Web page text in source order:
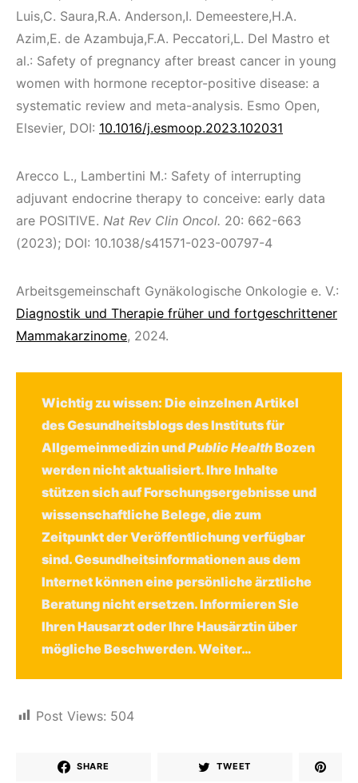
Luis,C. Saura,R.A. Anderson,I. Demeestere,H.A.
Azim,E. de Azambuja,F.A. Peccatori,L. Del Mastro et
al.: Safety of pregnancy after breast cancer in young
women with hormone receptor-positive disease: a
systematic review and meta-analysis. Esmo Open,
Elsevier, DOI: 10.1016/j.esmoop.2023.102031
Arecco L., Lambertini M.: Safety of interrupting
adjuvant endocrine therapy to conceive: early data
are POSITIVE. Nat Rev Clin Oncol. 20: 662-663
(2023); DOI: 10.1038/s41571-023-00797-4
Arbeitsgemeinschaft Gynäkologische Onkologie e. V.:
Diagnostik und Therapie früher und fortgeschrittener
Mammakarzinome, 2024.
Wichtig zu wissen: Die einzelnen Artikel
des Gesundheitsblogs des Instituts für
Allgemeinmedizin undPublic HealthBozen
werden nicht aktualisiert. Ihre Inhalte
stützen sich auf Forschungsergebnisse und
wissenschaftliche Belege, die zum
Zeitpunkt der Veröffentlichung verfügbar
sind. Gesundheitsinformationen aus dem
Internet können eine persönliche ärztliche
Beratung nicht ersetzen. Informieren Sie
Ihren Hausarzt oder Ihre Hausärztin über
mögliche Beschwerden.Weiter…
Post Views: 504
SHARE TWEET